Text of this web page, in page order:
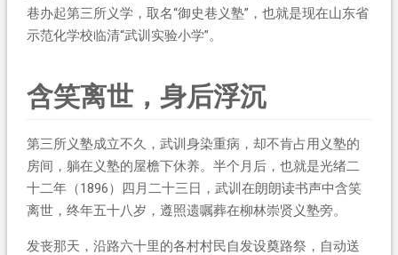
巷办起第三所义学，取名“御史巷义塾”，也就是现在山东省
示范化学校临清“武训实验小学”。
含笑离世，身后浮沉
第三所义塾成立不久，武训身染重病，却不肯占用义塾的
房间，躺在义塾的屋檐下休养。半个月后，也就是光绪二
十二年（1896）四月二十三日，武训在朗朗读书声中含笑
离世，终年五十八岁，遵照遗嘱葬在柳林崇贤义塾旁。
发丧那天，沿路六十里的各村村民自发设奠路祭，自动送